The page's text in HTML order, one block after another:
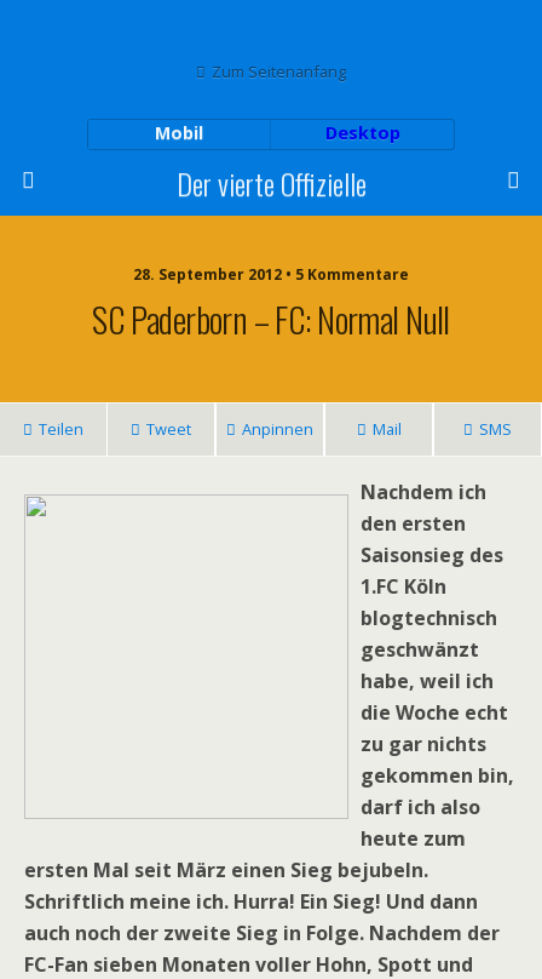
Zum Seitenanfang
Mobil Desktop
Der vierte Offizielle
28. September 2012 • 5 Kommentare
SC Paderborn – FC: Normal Null
Teilen Tweet Anpinnen Mail SMS
Nachdem ich
den ersten
Saisonsieg des
1.FC Köln
blogtechnisch
geschwänzt
habe, weil ich
die Woche echt
zu gar nichts
gekommen bin,
darf ich also
heute zum
ersten Mal seit März einen Sieg bejubeln.
Schriftlich meine ich. Hurra! Ein Sieg! Und dann
auch noch der zweite Sieg in Folge. Nachdem der
FC-Fan sieben Monaten voller Hohn, Spott und